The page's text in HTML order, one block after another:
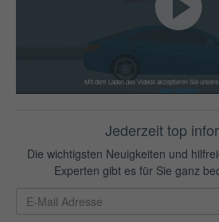
Mit dem Laden des Videos akzeptieren Sie
Mehr Erfahren
Jederzeit top
Die wichtigsten Neuigkeiten und
Experten gibt es für Sie ganz